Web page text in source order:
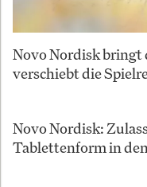
Novo Nordisk bringt
verschiebt die
Novo Nordisk:
Tablettenform in